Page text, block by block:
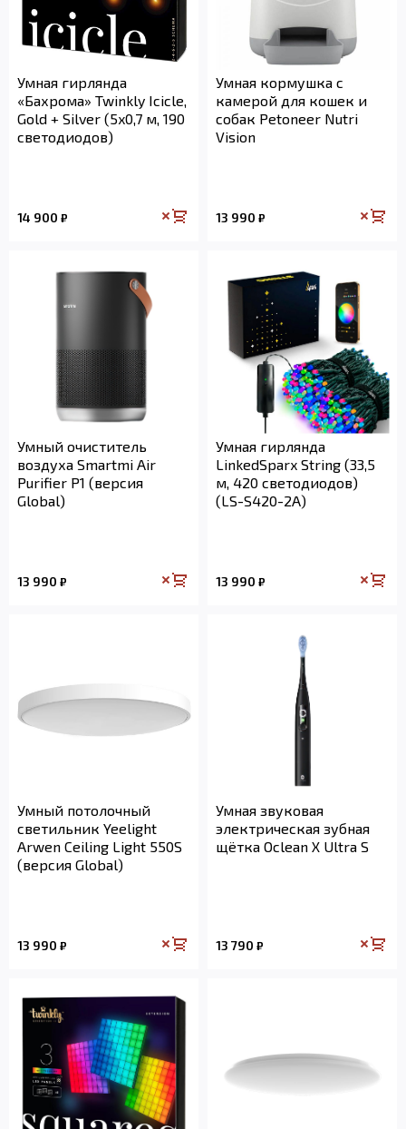
Умная гирлянда
«Бахрома» Twinkly Icicle,
Gold + Silver (5x0,7 м, 190
светодиодов)
14 900 ₽
Умная кормушка с
камерой для кошек и
собак Petoneer Nutri
Vision
13 990 ₽
Умный очиститель
воздуха Smartmi Air
Purifier P1 (версия
Global)
13 990 ₽
Умная гирлянда
LinkedSparx String (33,5
м, 420 светодиодов)
(LS-S420-2A)
13 990 ₽
Умный потолочный
светильник Yeelight
Arwen Ceiling Light 550S
(версия Global)
13 990 ₽
Умная звуковая
электрическая зубная
щётка Oclean X Ultra S
13 790 ₽